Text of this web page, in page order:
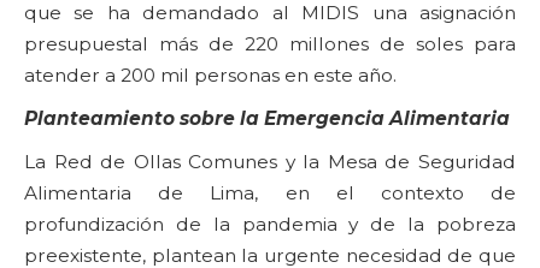
que se ha demandado al MIDIS una asignación
presupuestal más de 220 millones de soles para
atender a 200 mil personas en este año.
Planteamiento sobre la Emergencia Alimentaria
La Red de Ollas Comunes y la Mesa de Seguridad
Alimentaria de Lima, en el contexto de
profundización de la pandemia y de la pobreza
preexistente, plantean la urgente necesidad de que